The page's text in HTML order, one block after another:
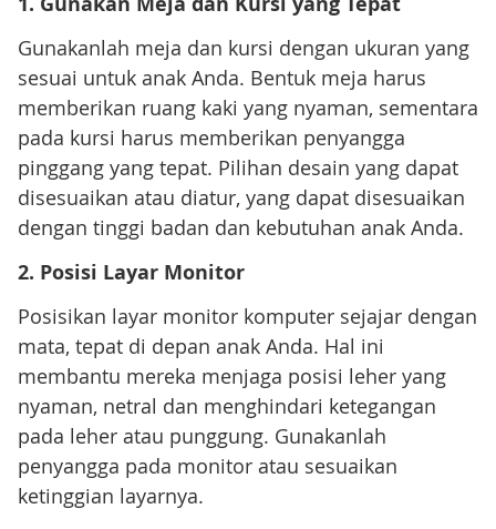
Gunakanlah meja dan kursi dengan ukuran yang
sesuai untuk anak Anda. Bentuk meja harus
memberikan ruang kaki yang nyaman, sementara
pada kursi harus memberikan penyangga
pinggang yang tepat. Pilihan desain yang dapat
disesuaikan atau diatur, yang dapat disesuaikan
dengan tinggi badan dan kebutuhan anak Anda.
2. Posisi Layar Monitor
Posisikan layar monitor komputer sejajar dengan
mata, tepat di depan anak Anda. Hal ini
membantu mereka menjaga posisi leher yang
nyaman, netral dan menghindari ketegangan
pada leher atau punggung. Gunakanlah
penyangga pada monitor atau sesuaikan
ketinggian layarnya.